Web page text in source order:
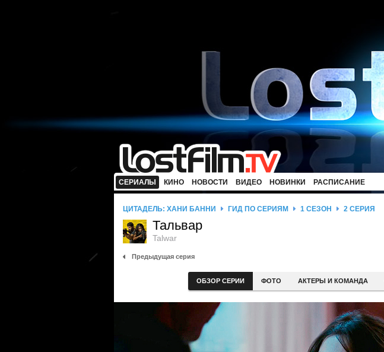
СЕРИАЛЫ КИНО НОВОСТИ ВИДЕО НОВИНКИ РАСПИСАНИЕ
ЦИТАДЕЛЬ: ХАНИ БАННИ ГИД ПО СЕРИЯМ 1 СЕЗОН 2 СЕРИЯ
Тальвар
Talwar
Предыдущая серия
ОБЗОР СЕРИИ ФОТО АКТЕРЫ И КОМАНДА